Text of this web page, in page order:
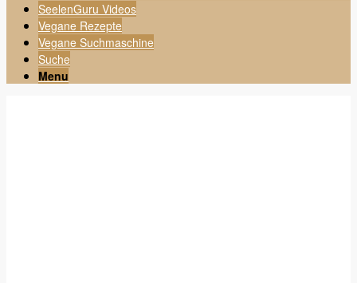
SeelenGuru Videos
Vegane Rezepte
Vegane Suchmaschine
Suche
Menu